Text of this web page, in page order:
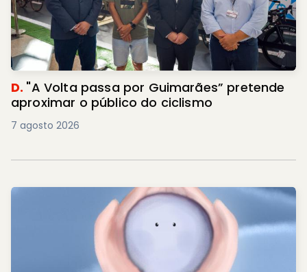
D. "A Volta passa por Guimarães” pretende
aproximar o público do ciclismo
7 agosto 2026